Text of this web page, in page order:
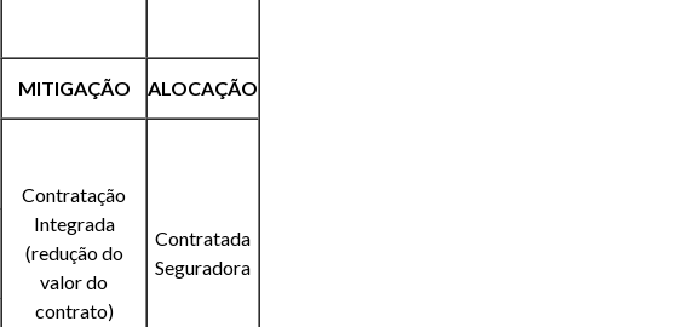
MITIGAÇÃO ALOCAÇÃO
Contratação
Integrada
(redução do
valor do
contrato)
Contratada
Seguradora